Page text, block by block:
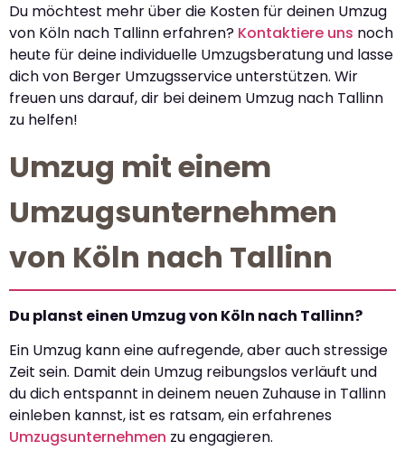
Du möchtest mehr über die Kosten für deinen Umzug
von Köln nach Tallinn erfahren? Kontaktiere uns noch
heute für deine individuelle Umzugsberatung und lasse
dich von Berger Umzugsservice unterstützen. Wir
freuen uns darauf, dir bei deinem Umzug nach Tallinn
zu helfen!
Umzug mit einem
Umzugsunternehmen
von Köln nach Tallinn
Du planst einen Umzug von Köln nach Tallinn?
Ein Umzug kann eine aufregende, aber auch stressige
Zeit sein. Damit dein Umzug reibungslos verläuft und
du dich entspannt in deinem neuen Zuhause in Tallinn
einleben kannst, ist es ratsam, ein erfahrenes
Umzugsunternehmen zu engagieren.